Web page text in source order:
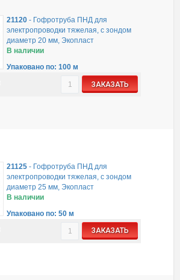
21120- Гофротруба ПНД для
электропроводки тяжелая, с зондом
диаметр 20 мм, Экопласт
В наличии
Упаковано по: 100 м
ЗАКАЗАТЬ
21125- Гофротруба ПНД для
электропроводки тяжелая, с зондом
диаметр 25 мм, Экопласт
В наличии
Упаковано по: 50 м
ЗАКАЗАТЬ